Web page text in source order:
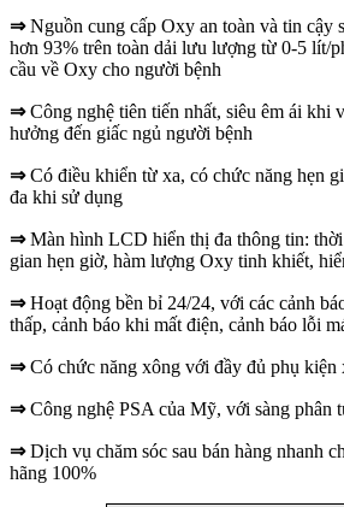
⇒Nguồn cung cấp Oxy an toàn và tin cậy
hơn 93% trên toàn dải lưu lượng từ 0-5 lít/
cầu về Oxy cho người bệnh
⇒Công nghệ tiên tiến nhất, siêu êm ái khi
hưởng đến giấc ngủ người bệnh
⇒Có điều khiển từ xa, có chức năng hẹn
đa khi sử dụng
⇒Màn hình LCD hiển thị đa thông tin:
gian hẹn giờ, hàm lượng Oxy tinh khiết,
⇒Hoạt động bền bỉ 24/24, với các cảnh
thấp, cảnh báo khi mất điện, cảnh báo lỗi
⇒Có chức năng xông với đầy đủ phụ kiện
⇒Công nghệ PSA của Mỹ, với sàng phân
⇒Dịch vụ chăm sóc sau bán hàng nhanh
hãng 100%